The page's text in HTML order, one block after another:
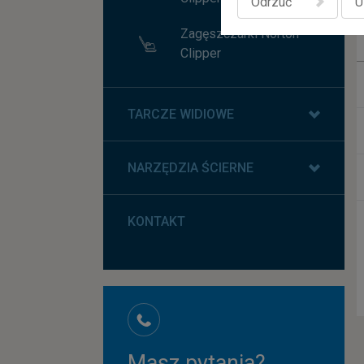
Zagęszczarki Norton
Clipper
TARCZE WIDIOWE
NARZĘDZIA ŚCIERNE
KONTAKT